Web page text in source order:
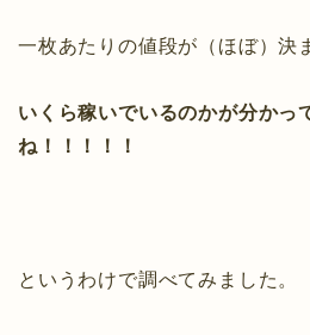
一枚あたりの値段が（ほぼ）決
いくら稼いでいるのかが分かっ
ね！！！！！
というわけで調べてみました。